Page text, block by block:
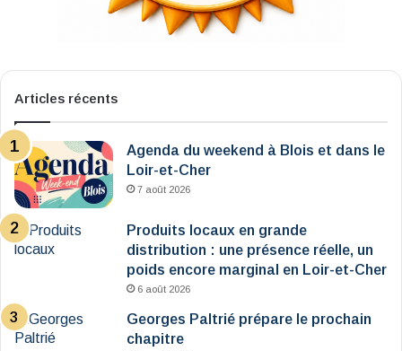
Articles récents
Agenda du weekend à Blois et dans le
Loir-et-Cher
7 août 2026
Produits locaux en grande
distribution : une présence réelle, un
poids encore marginal en Loir-et-Cher
6 août 2026
Georges Paltrié prépare le prochain
chapitre